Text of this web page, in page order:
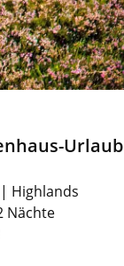
Highlands
Nächte